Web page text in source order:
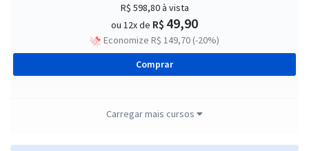
R$ 598,80à vista
ou 12x de R$ 49,90
Economize R$ 149,70 (-20%)
Comprar
- Técnico em Desenvolvimento e Assistência Social - Agente Social
Carregar mais cursos